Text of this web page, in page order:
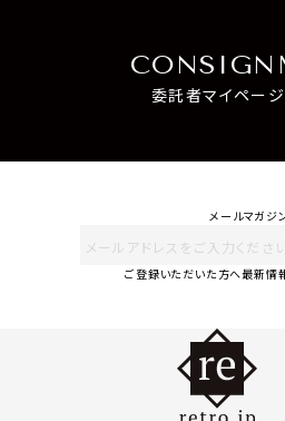
委託者マイページ
メールマガジ
ご登録いただいた方へ最新情